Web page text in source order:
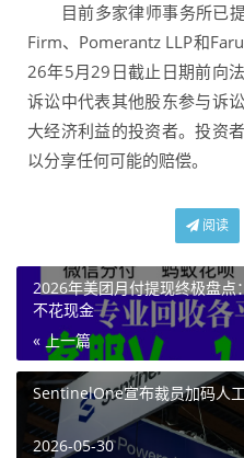
目前多家律师事务所已提
Firm、Pomerantz LLP和
26年5月29日截止日期前向
诉讼中代表其他股东参与诉
大经济利益的投资者。投资
以分享任何可能的赔偿。
阅读
2026年美团月付提现终极盘点
不花现金
« 上一篇
SentinelOne宣布裁员加码人
2026-05-30